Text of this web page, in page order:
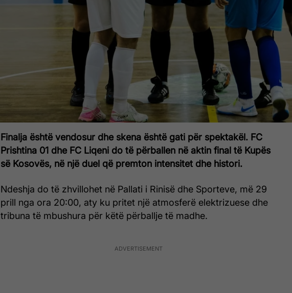
Finalja është vendosur dhe skena është gati për spektakël. FC
Prishtina 01 dhe FC Liqeni do të përballen në aktin final të Kupës
së Kosovës, në një duel që premton intensitet dhe histori.
Ndeshja do të zhvillohet në Pallati i Rinisë dhe Sporteve, më 29
prill nga ora 20:00, aty ku pritet një atmosferë elektrizuese dhe
tribuna të mbushura për këtë përballje të madhe.